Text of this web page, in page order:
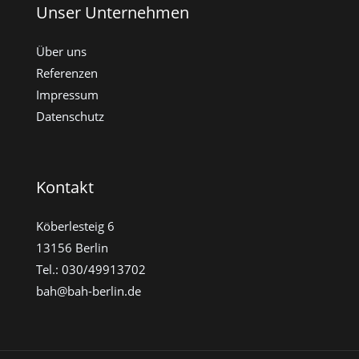
Unser Unternehmen
Über uns
Referenzen
Impressum
Datenschutz
Kontakt
Köberlesteig 6
13156 Berlin
Tel.: 030/49913702
bah@bah-berlin.de